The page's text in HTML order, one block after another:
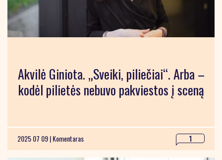
Akvilė Giniota. „Sveiki, piliečiai“. Arba –
kodėl pilietės nebuvo pakviestos į sceną
2025 07 09 |Komentaras 1